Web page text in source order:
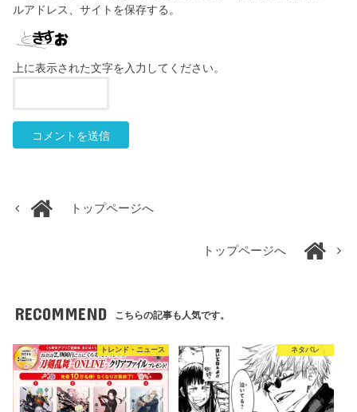
ルアドレス、サイトを保存する。
上に表示された文字を入力してください。
トップページへ
トップページへ
RECOMMEND こちらの記事も人気です。
トレンド・ニュース ネタバレ